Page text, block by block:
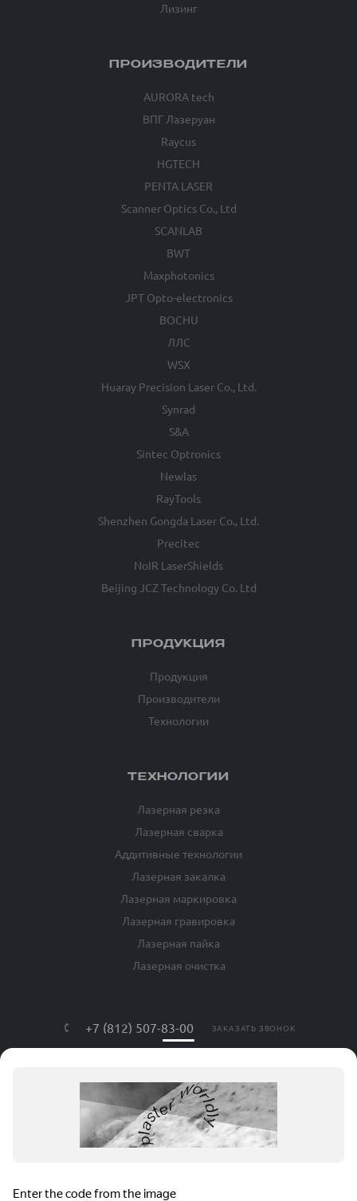
Лизинг
ПРОИЗВОДИТЕЛИ
AURORA tech
ВПГ Лазеруан
Raycus
HGTECH
PENTA LASER
Scanner Optics Co., Ltd
SCANLAB
BWT
Maxphotonics
JPT Opto-electronics
BOCHU
ЛЛС
WSX
Huaray Precision Laser Co., Ltd.
Synrad
S&A
Sintec Optronics
Newlas
RayTools
Shenzhen Gongda Laser Co., Ltd.
Precitec
NoIR LaserShields
Beijing JCZ Technology Co. Ltd
ПРОДУКЦИЯ
Продукция
Производители
Технологии
ТЕХНОЛОГИИ
Лазерная резка
Лазерная сварка
Аддитивные технологии
Лазерная закалка
Лазерная маркировка
Лазерная гравировка
Лазерная пайка
Лазерная очистка
+7 (812) 507-83-00 ЗАКАЗАТЬ ЗВОНОК
г. Санкт-Петербург, ул. Яблочкова, дом
№ 20, литер Я, оф. 408